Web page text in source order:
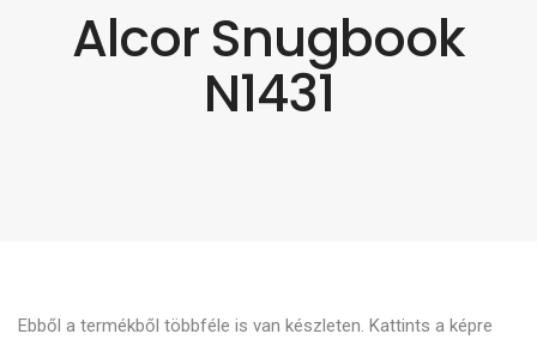
Alcor Snugbook
N1431
Ebből a termékből többféle is van készleten. Kattints a képre